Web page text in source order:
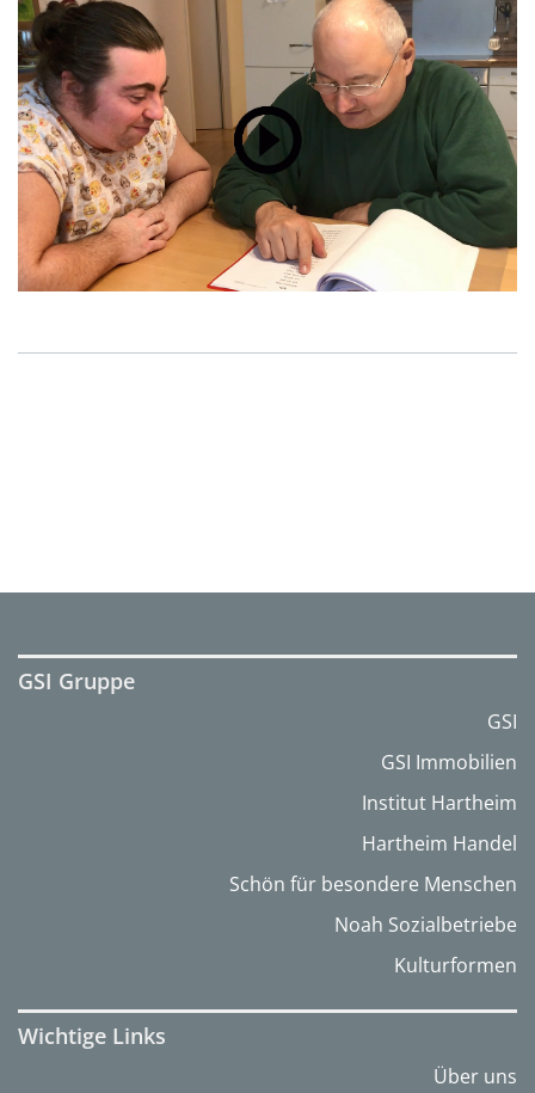
GSI Gruppe
GSI
GSI Immobilien
Institut Hartheim
Hartheim Handel
Schön für besondere Menschen
Noah Sozialbetriebe
Kulturformen
Wichtige Links
Über uns